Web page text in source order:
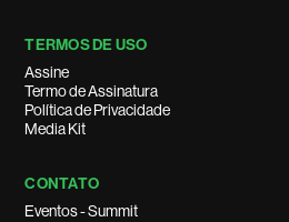
TERMOS DE USO
Assine
Termo de Assinatura
Política de Privacidade
Media Kit
CONTATO
Eventos - Summit